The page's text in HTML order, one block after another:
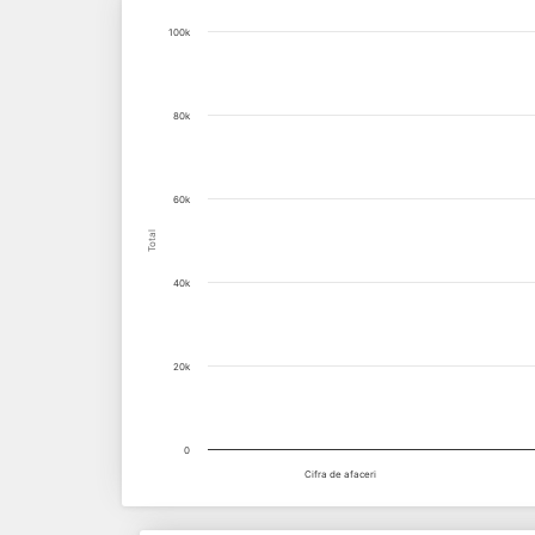
Chart
Total
Cifra de afaceri
0
20k
40k
60k
80k
100k
End of interactive chart.